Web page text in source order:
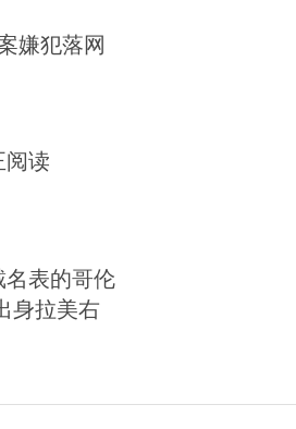
嫌犯落网
阅读
名表的哥伦
身拉美右